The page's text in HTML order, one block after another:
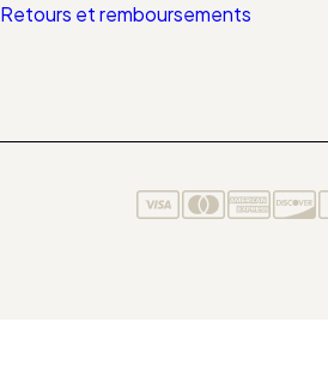
Retours et remboursements